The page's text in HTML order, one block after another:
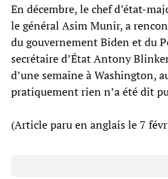
En décembre, le chef d’état-
le général Asim Munir, a
du gouvernement Biden et du
secrétaire d’État Antony
d’une semaine à Washington,
pratiquement rien n’a été dit
(Article paru en anglais le 7